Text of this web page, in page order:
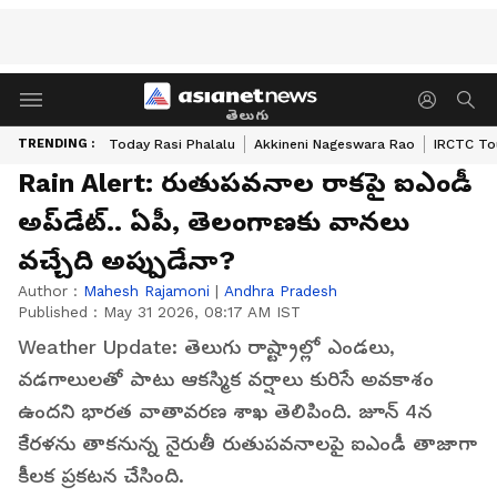
తెలుగు
TRENDING : Today Rasi Phalalu Akkineni Nageswara Rao IRCTC
Rain Alert: రుతుపవనాల రాకపై ఐఎండీ
అప్‌డేట్.. ఏపీ, తెలంగాణకు వానలు
వచ్చేది అప్పుడేనా?
Author : Mahesh Rajamoni | Andhra Pradesh
Published : May 31 2026, 08:17 AM IST
Weather Update: తెలుగు రాష్ట్రాల్లో ఎండలు,
వడగాలులతో పాటు ఆకస్మిక వర్షాలు కురిసే అవకాశం
ఉందని భారత వాతావరణ శాఖ తెలిపింది. జూన్ 4న
కేరళను తాకనున్న నైరుతీ రుతుపవనాలపై ఐఎండీ తాజాగా
కీలక ప్రకటన చేసింది.